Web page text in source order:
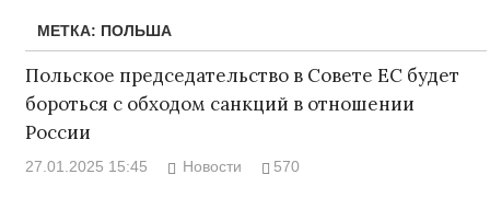
МЕТКА: ПОЛЬША
Польское председательство в Совете ЕС будет
бороться с обходом санкций в отношении
России
27.01.2025 15:45 Новости 570